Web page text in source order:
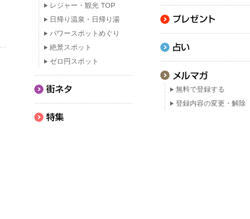
レジャー・観光 TOP
日帰り温泉・日帰り湯
パワースポットめぐり
絶景スポット
ゼロ円スポット
無料で登録する
登録内容の変更・解除